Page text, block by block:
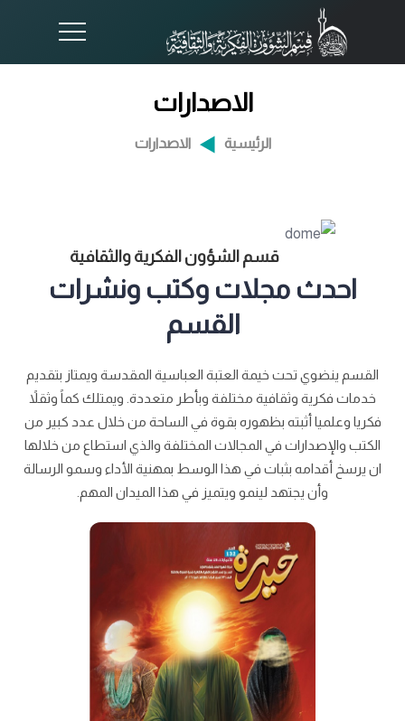
الاصدارات
الرئيسية الاصدارات
قسم الشؤون الفكرية والثقافية
احدث مجلات وكتب ونشرات
القسم
القسم ينضوي تحت خيمة العتبة العباسية المقدسة ويمتاز بتقديم
خدمات فكرية وثقافية مختلفة وبأطر متعددة. ويمتلك كماً وثقلاً
فكريا وعلميا أثبته بظهوره بقوة في الساحة من خلال عدد كبير من
الكتب والإصدارات في المجالات المختلفة والذي استطاع من خلالها
ان يرسخ أقدامه بثبات في هذا الوسط بمهنية الأداء وسمو الرسالة
وأن يجتهد لينمو ويتميز في هذا الميدان المهم.